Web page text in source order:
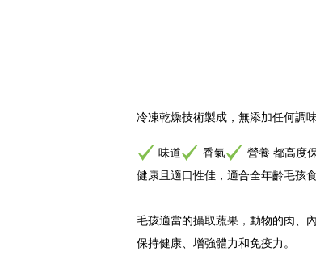
冷凍乾燥技術製成，無添加任何調
味道 香氣
營養 都高度保
健康且適口性佳，適合全年齡毛孩食
毛孩適當的攝取蔬果，動物的肉、
保持健康、增強體力和免疫力。